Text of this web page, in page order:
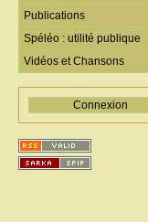
Publications
Spéléo : utilité publique
Vidéos et Chansons
Connexion